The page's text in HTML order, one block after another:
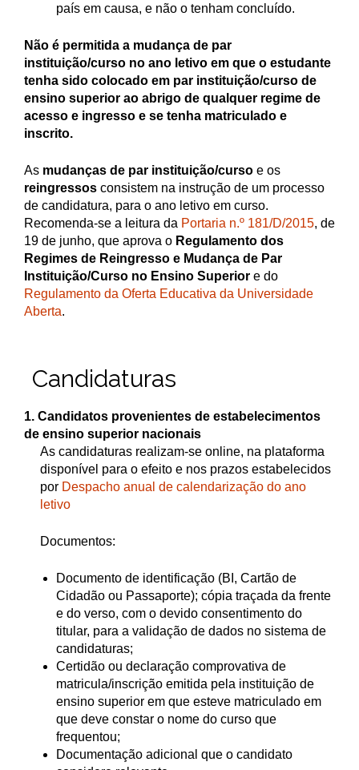
país em causa, e não o tenham concluído.
Não é permitida a mudança de par
instituição/curso no ano letivo em que o estudante
tenha sido colocado em par instituição/curso de
ensino superior ao abrigo de qualquer regime de
acesso e ingresso e se tenha matriculado e
inscrito.
As mudanças de par instituição/curso e os
reingressos consistem na instrução de um processo
de candidatura, para o ano letivo em curso.
Recomenda-se a leitura da Portaria n.º 181/D/2015, de
19 de junho, que aprova o Regulamento dos
Regimes de Reingresso e Mudança de Par
Instituição/Curso no Ensino Superior e do
Regulamento da Oferta Educativa da Universidade
Aberta.
Candidaturas
1. Candidatos provenientes de estabelecimentos
de ensino superior nacionais
As candidaturas realizam-se online, na plataforma
disponível para o efeito e nos prazos estabelecidos
por Despacho anual de calendarização do ano
letivo
Documentos:
Documento de identificação (BI, Cartão de
Cidadão ou Passaporte); cópia traçada da frente
e do verso, com o devido consentimento do
titular, para a validação de dados no sistema de
candidaturas;
Certidão ou declaração comprovativa de
matricula/inscrição emitida pela instituição de
ensino superior em que esteve matriculado em
que deve constar o nome do curso que
frequentou;
Documentação adicional que o candidato